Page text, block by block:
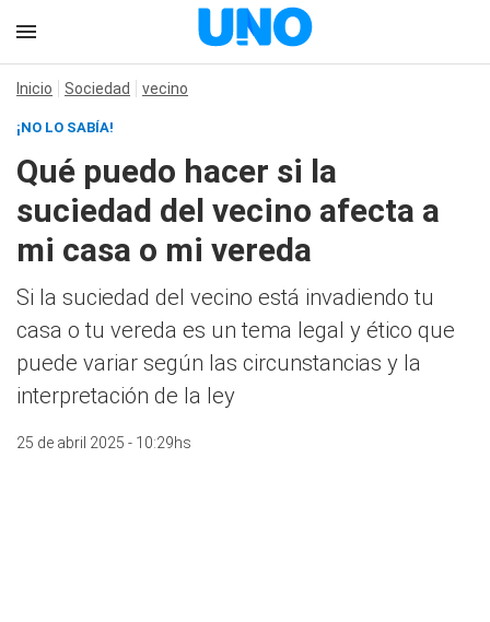
Inicio Sociedad vecino
¡NO LO SABÍA!
Qué puedo hacer si la
suciedad del vecino afecta a
mi casa o mi vereda
Si la suciedad del vecino está invadiendo tu
casa o tu vereda es un tema legal y ético que
puede variar según las circunstancias y la
interpretación de la ley
25 de abril 2025 - 10:29hs